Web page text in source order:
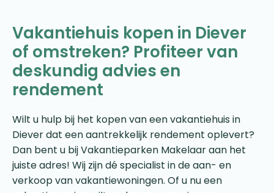
Vakantiehuis kopen in Diever
of omstreken? Profiteer van
deskundig advies en
rendement
Wilt u hulp bij het kopen van een vakantiehuis in
Diever dat een aantrekkelijk rendement oplevert?
Dan bent u bij Vakantieparken Makelaar aan het
juiste adres! Wij zijn dé specialist in de aan- en
verkoop van vakantiewoningen. Of u nu een